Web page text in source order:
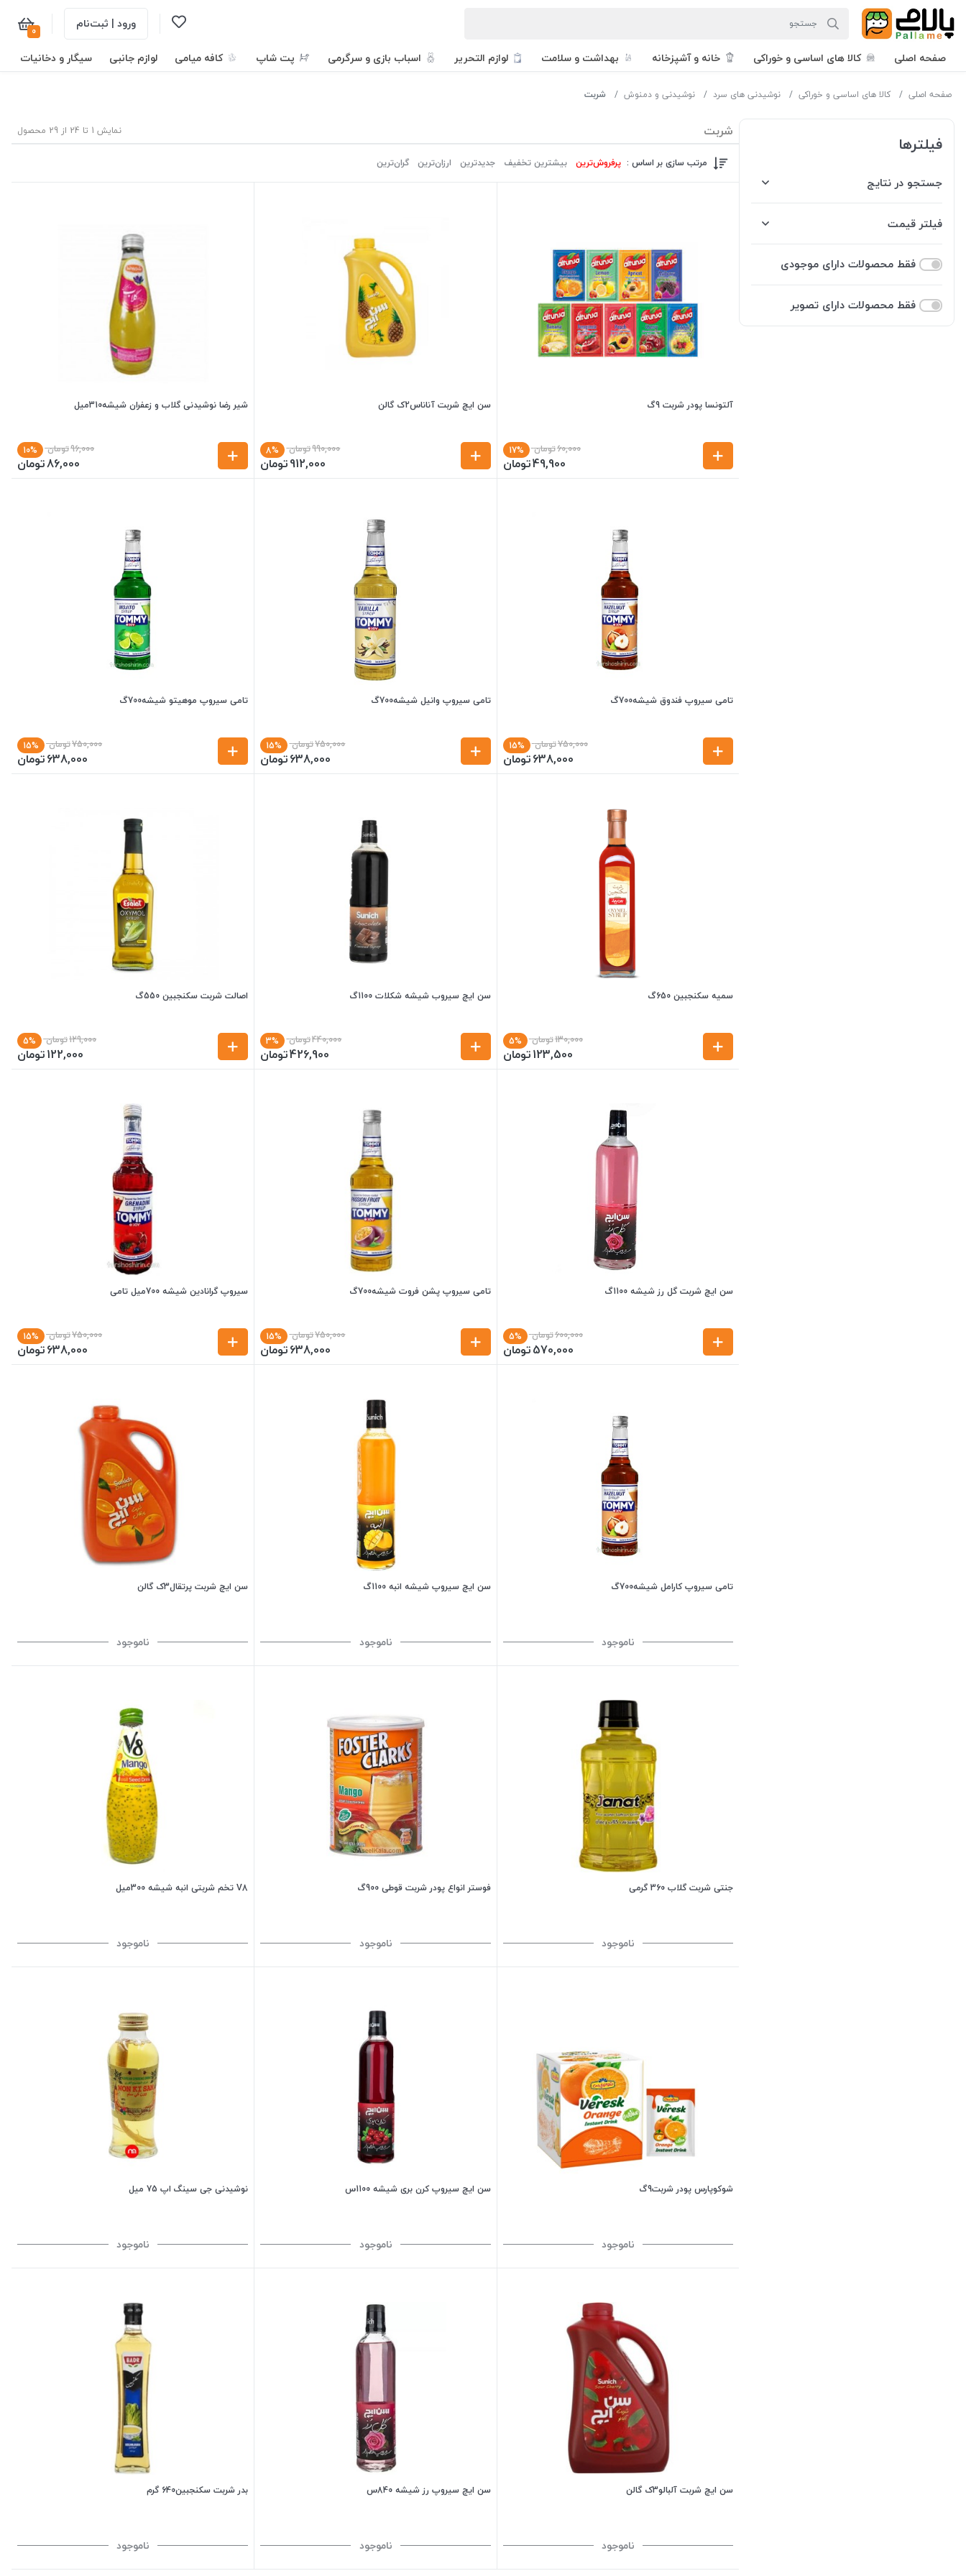
ورود | ثبت‌نام 0
صفحه اصلی کالا های اساسی و خوراکی خانه و آشپزخانه بهداشت و سلامت لوازم التحریر اسباب بازی و سرگرمی پت شاپ کافه میامی لوازم جانبی سیگار و دخانیات
صفحه اصلی کالا های اساسی و خوراکی نوشیدنی های سرد نوشیدنی و دمنوش شربت
فیلترها
جستجو در نتایج
فیلتر قیمت
فقط محصولات دارای موجودی
فقط محصولات دارای تصویر
شربت نمایش 1 تا 24 از 29 محصول
مرتب سازی بر اساس : پرفروش‌ترین‌ بیشترین تخفیف جدیدترین ارزان‌ترین گران‌ترین
آلتونسا پودر شربت 9گ
60,000تومان 17%
49,900تومان
سن ایچ شربت آناناس2ک گالن
990,000تومان 8%
912,000تومان
شیر رضا نوشیدنی گلاب و زعفران شیشه310میل
96,000تومان 10%
86,000تومان
تامی سیروپ فندوق شیشه700گ
750,000تومان 15%
638,000تومان
تامی سیروپ وانیل شیشه700گ
750,000تومان 15%
638,000تومان
تامی سیروپ موهیتو شیشه700گ
750,000تومان 15%
638,000تومان
سمیه سکنجبین 650گ
130,000تومان 5%
123,500تومان
سن ایچ سیروب شیشه شکلات 1100گ
440,000تومان 3%
426,900تومان
اصالت شربت سکنجبین 550گ
129,000تومان 5%
122,000تومان
سن ایچ شربت گل رز شیشه 1100گ
600,000تومان 5%
570,000تومان
تامی سیروپ پشن فروت شیشه700گ
750,000تومان 15%
638,000تومان
سیروپ گرانادین شیشه 700میل تامی
750,000تومان 15%
638,000تومان
تامی سیروپ کارامل شیشه700گ
ناموجود
سن ایچ سیروپ شیشه انبه 1100گ
ناموجود
سن ایچ شربت پرتقال3ک گالن
ناموجود
جنتی شربت گلاب 360 گرمی
ناموجود
فوستر انواع پودر شربت قوطی 900گ
ناموجود
V8 تخم شربتی انبه شیشه 300میل
ناموجود
شوکوپارس پودر شربت9گ
ناموجود
سن ایچ سیروپ کرن بری شیشه 1100س
ناموجود
نوشیدنی جی سینگ اپ 75 میل
ناموجود
سن ایچ شربت آلبالو3ک گالن
ناموجود
سن ایچ سیروپ رز شیشه 840س
ناموجود
بدر شربت سکنجبین640 گرم
ناموجود